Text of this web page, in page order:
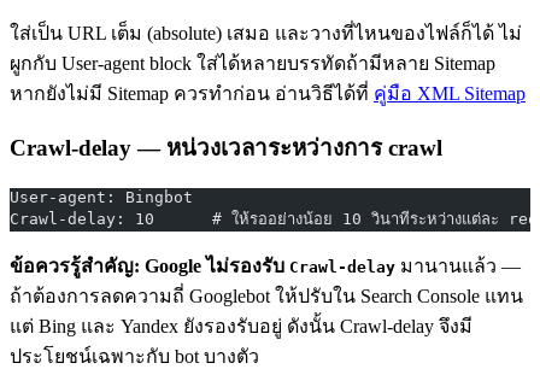
ใส่เป็น URL เต็ม (absolute) เสมอ และวางที่ไหนของไฟล์ก็ได้ ไม่
ผูกกับ User-agent block ใส่ได้หลายบรรทัดถ้ามีหลาย Sitemap
หากยังไม่มี Sitemap ควรทำก่อน อ่านวิธีได้ที่ คู่มือ XML Sitemap
Crawl-delay — หน่วงเวลาระหว่างการ crawl
User-agent: Bingbot
Crawl-delay: 10      # ให้รออย่างน้อย 10 วินาทีระหว่างแต่ละ
ข้อควรรู้สำคัญ: Google ไม่รองรับ Crawl-delay มานานแล้ว —
ถ้าต้องการลดความถี่ Googlebot ให้ปรับใน Search Console แทน
แต่ Bing และ Yandex ยังรองรับอยู่ ดังนั้น Crawl-delay จึงมี
ประโยชน์เฉพาะกับ bot บางตัว